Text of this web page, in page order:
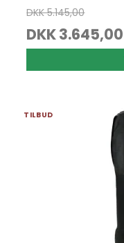
DKK 5.145,00
DKK 3.645,00
TILBUD